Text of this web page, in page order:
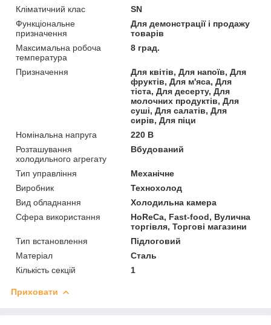
Кліматичний клас
SN
Функціональне
призначення
Для демонстрації і продажу
товарів
Максимальна робоча
температура
8 град.
Призначення
Для квітів, Для напоїв, Для
фруктів, Для м'яса, Для
тіста, Для десерту, Для
молочних продуктів, Для
суші, Для салатів, Для
сирів, Для піци
Номінальна напруга
220 В
Розташування
холодильного агрегату
Вбудований
Тип управління
Механічне
Виробник
Технохолод
Вид обладнання
Холодильна камера
Сфера використання
HoReCa, Fast-food, Вулична
торгівля, Торгові магазини
Тип встановлення
Підлоговий
Матеріал
Сталь
Кількість секцій
1
Приховати